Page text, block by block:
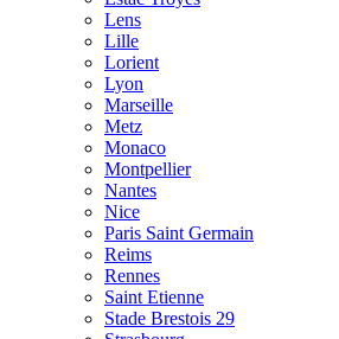
Lens
Lille
Lorient
Lyon
Marseille
Metz
Monaco
Montpellier
Nantes
Nice
Paris Saint Germain
Reims
Rennes
Saint Etienne
Stade Brestois 29